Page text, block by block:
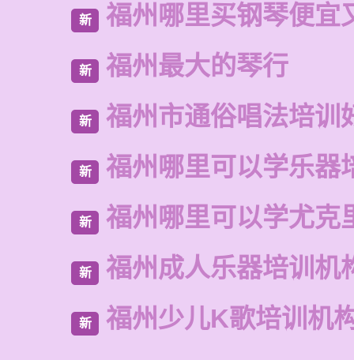
新 福州哪里买钢琴便宜
新 福州最大的琴行
新 福州市通俗唱法培训
新 福州哪里可以学乐器
新 福州哪里可以学尤克
新 福州成人乐器培训机
新 福州少儿K歌培训机